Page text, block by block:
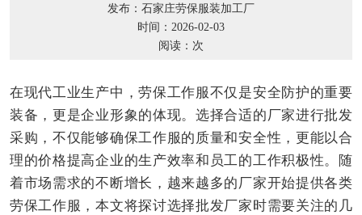
发布：石家庄劳保服装加工厂
时间：2026-02-03
阅读： 次
在现代工业生产中，劳保工作服不仅是安全防护的重要
装备，更是企业形象的体现。选择合适的厂家进行批发
采购，不仅能够确保工作服的质量和安全性，更能以合
理的价格提高企业的生产效率和员工的工作积极性。随
着市场需求的不断增长，越来越多的厂家开始提供各类
劳保工作服，本文将探讨选择批发厂家时需要关注的几